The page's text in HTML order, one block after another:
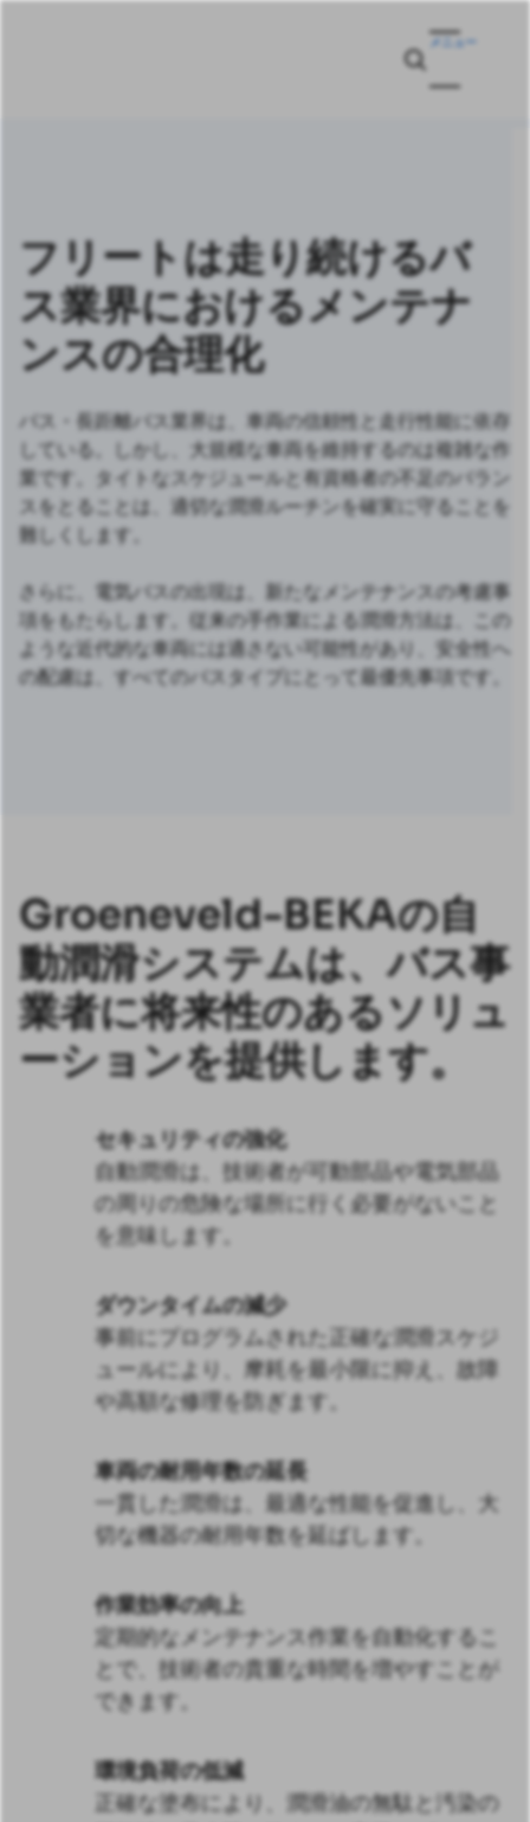
メニュー
フリートは走り続けるバ
ス業界におけるメンテナ
ンスの合理化
バス・長距離バス業界は、車両の信頼性と走行性能に依存
している。しかし、大規模な車両を維持するのは複雑な作
業です。タイトなスケジュールと有資格者の不足のバラン
スをとることは、適切な潤滑ルーチンを確実に守ることを
難しくします。
さらに、電気バスの出現は、新たなメンテナンスの考慮事
項をもたらします。従来の手作業による潤滑方法は、この
ような近代的な車両には適さない可能性があり、安全性へ
の配慮は、すべてのバスタイプにとって最優先事項です。
Groeneveld-BEKAの自
動潤滑システムは、バス事
業者に将来性のあるソリュ
ーションを提供します。
セキュリティの強化
自動潤滑は、技術者が可動部品や電気部品
の周りの危険な場所に行く必要がないこと
を意味します。
ダウンタイムの減少
事前にプログラムされた正確な潤滑スケジ
ュールにより、摩耗を最小限に抑え、故障
や高額な修理を防ぎます。
車両の耐用年数の延長
一貫した潤滑は、最適な性能を促進し、大
切な機器の耐用年数を延ばします。
作業効率の向上
定期的なメンテナンス作業を自動化するこ
とで、技術者の貴重な時間を増やすことが
できます。
環境負荷の低減
正確な塗布により、潤滑油の無駄と汚染の